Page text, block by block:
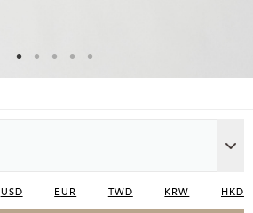
USD EUR TWD KRW HKD